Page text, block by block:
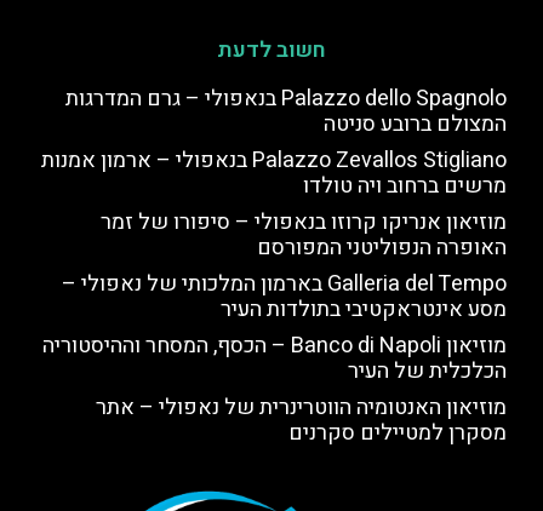
חשוב לדעת
Palazzo dello Spagnolo בנאפולי – גרם המדרגות
המצולם ברובע סניטה
Palazzo Zevallos Stigliano בנאפולי – ארמון אמנות
מרשים ברחוב ויה טולדו
מוזיאון אנריקו קרוזו בנאפולי – סיפורו של זמר
האופרה הנפוליטני המפורסם
Galleria del Tempo בארמון המלכותי של נאפולי –
מסע אינטראקטיבי בתולדות העיר
מוזיאון Banco di Napoli – הכסף, המסחר וההיסטוריה
הכלכלית של העיר
מוזיאון האנטומיה הווטרינרית של נאפולי – אתר
מסקרן למטיילים סקרנים